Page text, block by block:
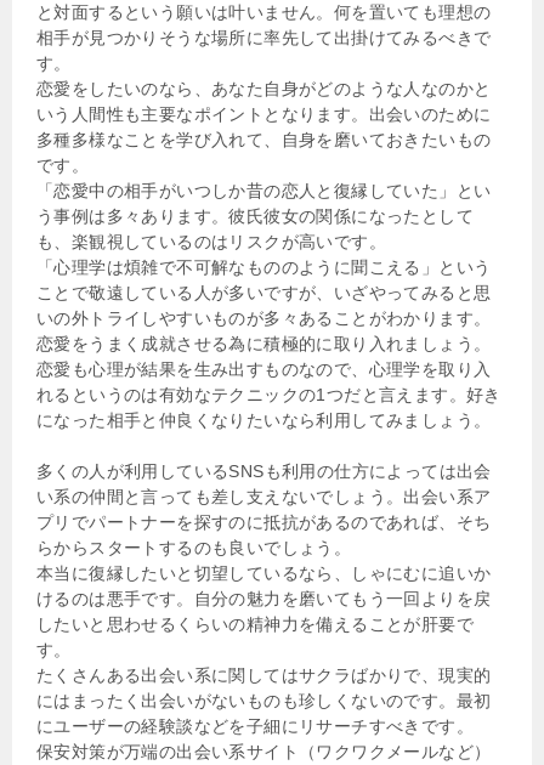
と対面するという願いは叶いません。何を置いても理想の
相手が見つかりそうな場所に率先して出掛けてみるべきで
す。
恋愛をしたいのなら、あなた自身がどのような人なのかと
いう人間性も主要なポイントとなります。出会いのために
多種多様なことを学び入れて、自身を磨いておきたいもの
です。
「恋愛中の相手がいつしか昔の恋人と復縁していた」とい
う事例は多々あります。彼氏彼女の関係になったとして
も、楽観視しているのはリスクが高いです。
「心理学は煩雑で不可解なもののように聞こえる」という
ことで敬遠している人が多いですが、いざやってみると思
いの外トライしやすいものが多々あることがわかります。
恋愛をうまく成就させる為に積極的に取り入れましょう。
恋愛も心理が結果を生み出すものなので、心理学を取り入
れるというのは有効なテクニックの1つだと言えます。好き
になった相手と仲良くなりたいなら利用してみましょう。
多くの人が利用しているSNSも利用の仕方によっては出会
い系の仲間と言っても差し支えないでしょう。出会い系ア
プリでパートナーを探すのに抵抗があるのであれば、そち
らからスタートするのも良いでしょう。
本当に復縁したいと切望しているなら、しゃにむに追いか
けるのは悪手です。自分の魅力を磨いてもう一回よりを戻
したいと思わせるくらいの精神力を備えることが肝要で
す。
たくさんある出会い系に関してはサクラばかりで、現実的
にはまったく出会いがないものも珍しくないのです。最初
にユーザーの経験談などを子細にリサーチすべきです。
保安対策が万端の出会い系サイト（ワクワクメールなど）